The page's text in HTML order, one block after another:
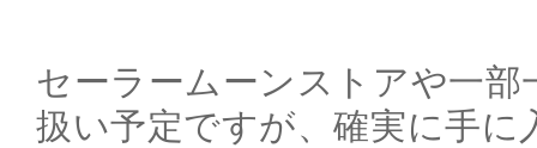
セーラームーンストアや一部
扱い予定ですが、確実に手